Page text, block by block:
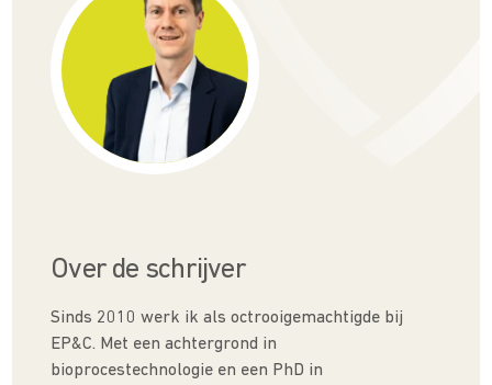
Over de schrijver
Sinds 2010 werk ik als octrooigemachtigde bij
EP&C. Met een achtergrond in
bioprocestechnologie en een PhD in